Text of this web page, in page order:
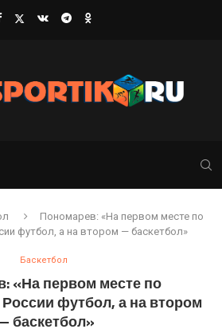
Пономарев: «На первом месте по
футбол, а на втором — баскетбол»
Баскетбол
«На первом месте по
футбол, а на втором
баскетбол»